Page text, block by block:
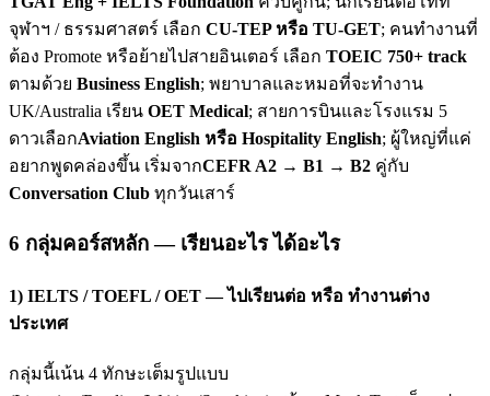
จุฬาฯ / ธรรมศาสตร์ เลือก CU-TEP หรือ TU-GET; คนทำงานที่
ต้อง Promote หรือย้ายไปสายอินเตอร์ เลือก TOEIC 750+ track
ตามด้วย Business English; พยาบาลและหมอที่จะทำงาน
UK/Australia เรียน OET Medical; สายการบินและโรงแรม 5
ดาวเลือกAviation English หรือ Hospitality English; ผู้ใหญ่ที่แค่
อยากพูดคล่องขึ้น เริ่มจากCEFR A2 → B1 → B2 คู่กับ
Conversation Club ทุกวันเสาร์
6 กลุ่มคอร์สหลัก — เรียนอะไร ได้อะไร
1) IELTS / TOEFL / OET — ไปเรียนต่อ หรือ ทำงานต่าง
ประเทศ
กลุ่มนี้เน้น 4 ทักษะเต็มรูปแบบ